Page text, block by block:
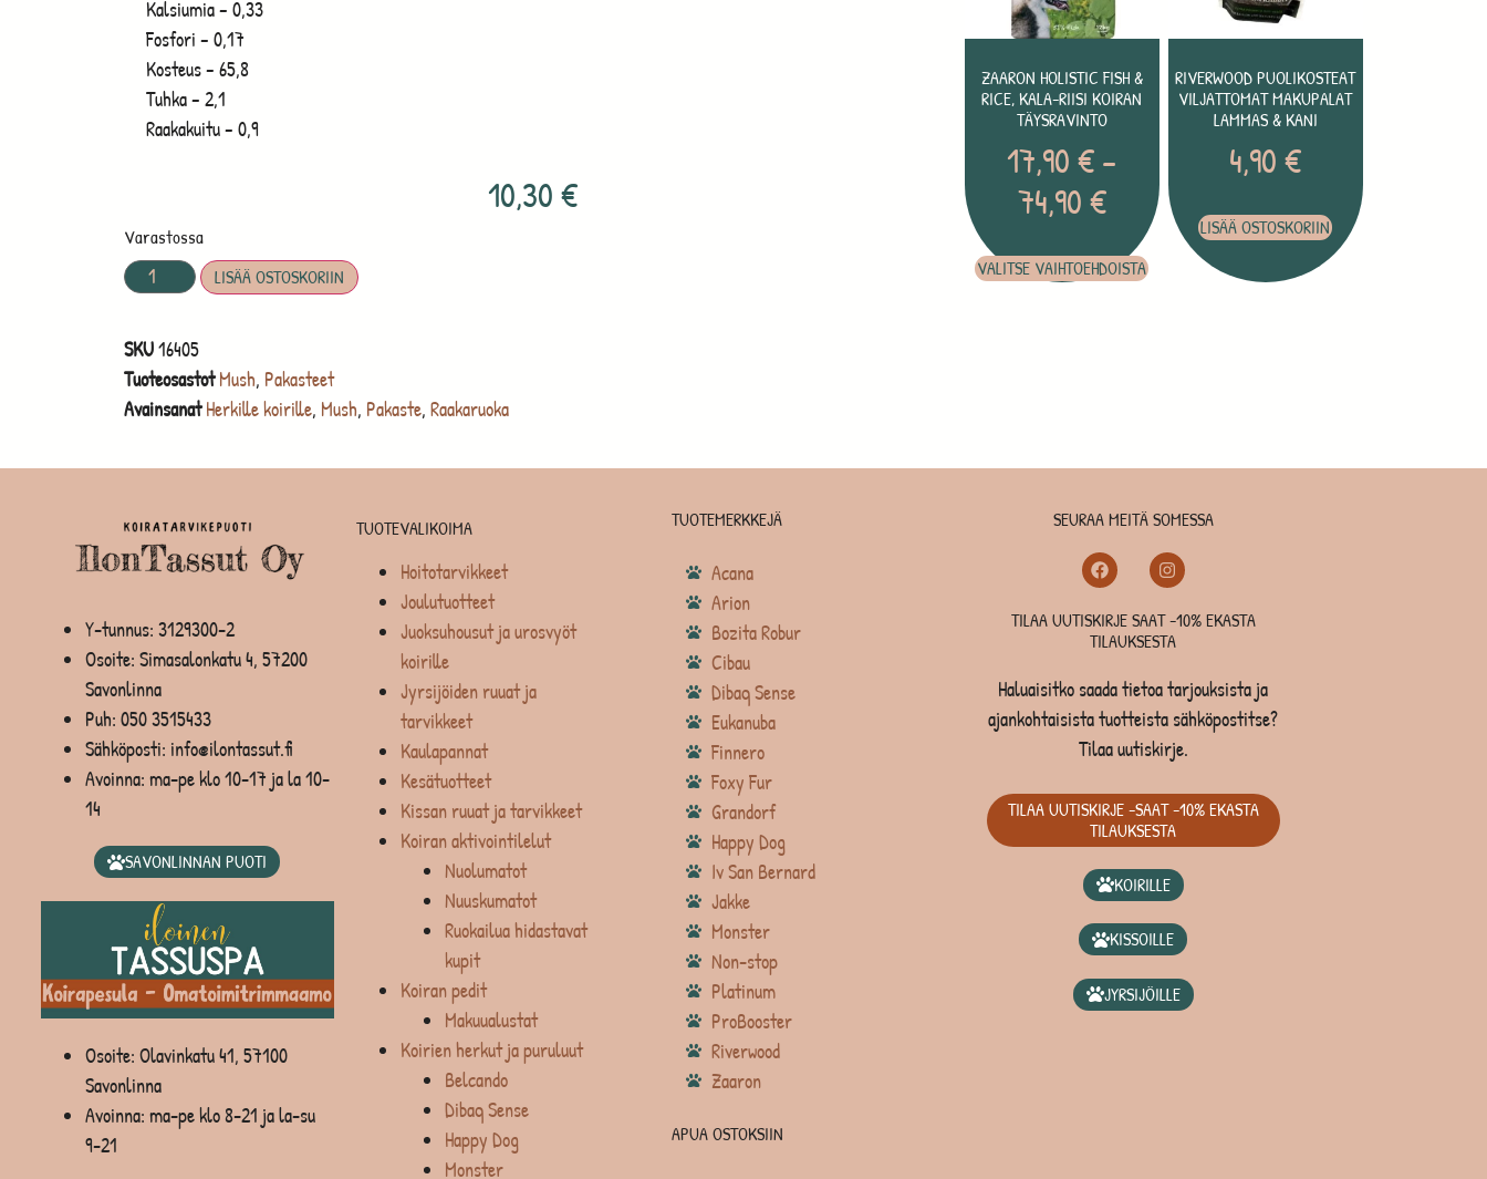
ZAARON HOLISTIC FISH &
RICE, KALA-RIISI KOIRAN
TÄYSRAVINTO
17,90€–
74,90€
VALITSE VAIHTOEHDOISTA
RIVERWOOD PUOLIKOSTEAT
VILJATTOMAT MAKUPALAT
LAMMAS & KANI
4,90€
LISÄÄ OSTOSKORIIN
Kalsiumia – 0,33
Fosfori – 0,17
Kosteus – 65,8
Tuhka – 2,1
Raakakuitu – 0,9
10,30€
Varastossa
LISÄÄ OSTOSKORIIN
SKU16405
Tuoteosastot Mush, Pakasteet
Avainsanat Herkille koirille, Mush, Pakaste, Raakaruoka
Y-tunnus: 3129300-2
Osoite: Simasalonkatu 4, 57200
Savonlinna
Puh: 050 3515433
Sähköposti: info@ilontassut.fi
Avoinna: ma-pe klo 10-17 ja la 10-
14
SAVONLINNAN PUOTI
Osoite: Olavinkatu 41, 57100
Savonlinna
Avoinna: ma-pe klo 8-21 ja la-su
9-21
TUOTEVALIKOIMA
Hoitotarvikkeet
Joulutuotteet
Juoksuhousut ja urosvyöt
koirille
Jyrsijöiden ruuat ja
tarvikkeet
Kaulapannat
Kesätuotteet
Kissan ruuat ja tarvikkeet
Koiran aktivointilelut
Nuolumatot
Nuuskumatot
Ruokailua hidastavat
kupit
Koiran pedit
Makuualustat
Koirien herkut ja puruluut
Belcando
Dibaq Sense
Happy Dog
Monster
TUOTEMERKKEJÄ
Acana
Arion
Bozita Robur
Cibau
Dibaq Sense
Eukanuba
Finnero
Foxy Fur
Grandorf
Happy Dog
Iv San Bernard
Jakke
Monster
Non-stop
Platinum
ProBooster
Riverwood
Zaaron
APUA OSTOKSIIN
SEURAA MEITÄ SOMESSA
TILAA UUTISKIRJE SAAT -10% EKASTA
TILAUKSESTA
Haluaisitko saada tietoa tarjouksista ja
ajankohtaisista tuotteista sähköpostitse?
Tilaa uutiskirje.
TILAA UUTISKIRJE -SAAT -10% EKASTA
TILAUKSESTA
KOIRILLE
KISSOILLE
JYRSIJÖILLE